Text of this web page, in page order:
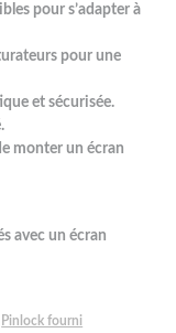
pour s’adapter à
pour une
et sécurisée.
monter un écran
avec un écran
Pinlock fourni